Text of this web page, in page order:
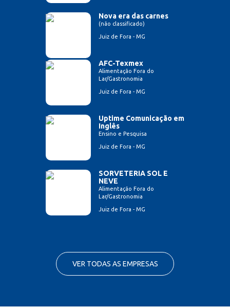
Nova era das carnes
(não classificado)
Juiz de Fora - MG
AFC-Texmex
Alimentação Fora do
Lar/Gastronomia
Juiz de Fora - MG
Uptime Comunicação em
Inglês
Ensino e Pesquisa
Juiz de Fora - MG
SORVETERIA SOL E
NEVE
Alimentação Fora do
Lar/Gastronomia
Juiz de Fora - MG
VER TODAS AS EMPRESAS